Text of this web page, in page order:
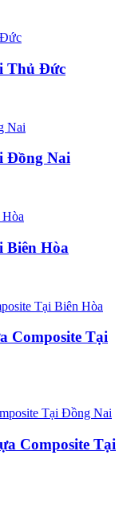
Thủ Đức
Đồng Nai
Biên Hòa
Composite Tại
Composite Tại